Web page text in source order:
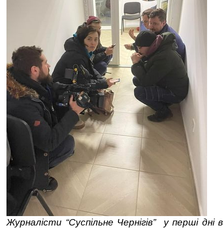
Журналісти “Суспільне Чернігів” у перші дні